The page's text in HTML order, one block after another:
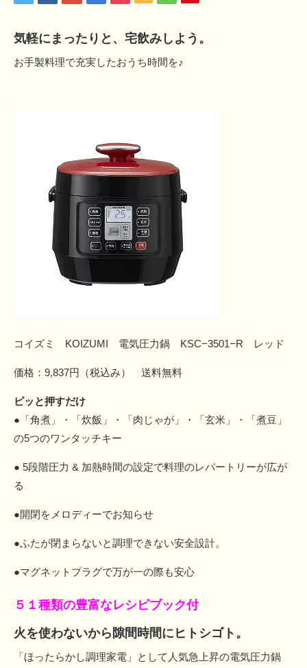
気軽にまったりと、宅飲みしよう。
お手製料理で充実したおうち時間を♪
コイズミ KOIZUMI 電気圧力鍋 KSC−3501−R レッド
価格：9,837円（税込み） 送料無料
ピッと押すだけ
●「角煮」・「炊飯」・「肉じゃが」・「玄米」・「煮豆」
の5つのワンタッチキー
● 5段階圧力 & 加熱時間の設定で料理のレパートリーが広が
る
●開閉をメロディーでお知らせ
●ふたが閉まらないと調理できない安全設計。
●マグネットプラグで万が一の際も安心
５１種類の豊富なレシピブック付
火を使わないから隙間時間にヒトシゴト。
「ほったらかし調理家電」として人気急上昇の電気圧力鍋